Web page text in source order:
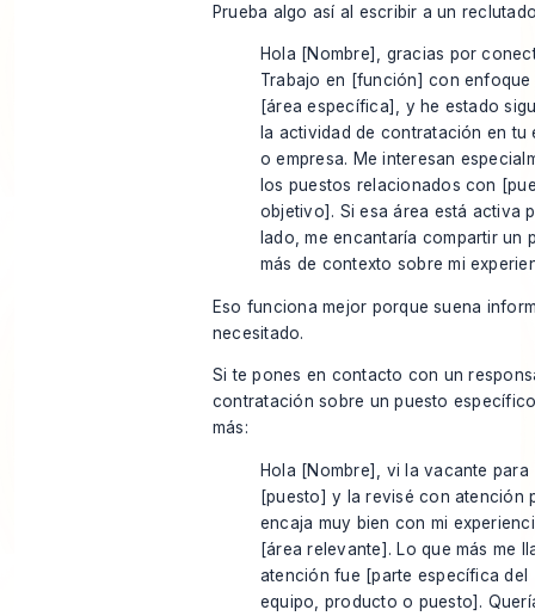
Prueba algo así al escribir a un
Hola [Nombre], gracias por
Trabajo en [función] con enfoque
[área específica], y he estado
la actividad de contratación en tu
o empresa. Me interesan
los puestos relacionados con
objetivo]. Si esa área está activa
lado, me encantaría compartir un
más de contexto sobre mi
Eso funciona mejor porque suena
necesitado.
Si te pones en contacto con un
contratación sobre un puesto
más:
Hola [Nombre], vi la vacante para
[puesto] y la revisé con atención
encaja muy bien con mi
[área relevante]. Lo que más me
atención fue [parte específica del
equipo, producto o puesto].